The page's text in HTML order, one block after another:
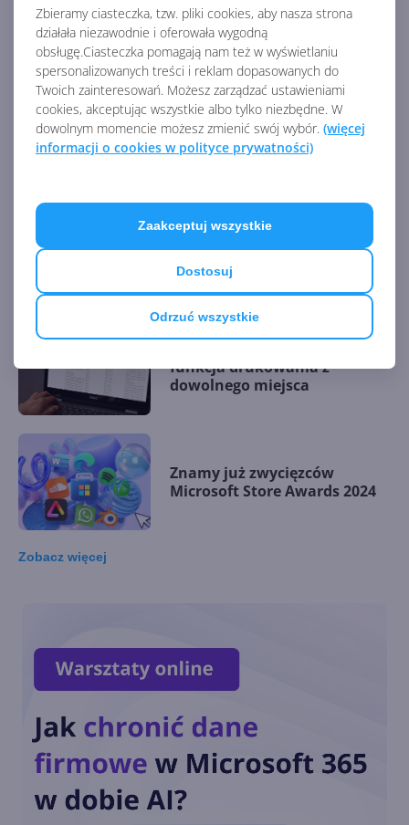
Zbieramy ciasteczka, tzw. pliki cookies, aby nasza strona
działała niezawodnie i oferowała wygodną
obsługę.Ciasteczka pomagają nam też w wyświetlaniu
spersonalizowanych treści i reklam dopasowanych do
Twoich zainteresowań. Możesz zarządzać ustawieniami
cookies, akceptując wszystkie albo tylko niezbędne. W
dowolnym momencie możesz zmienić swój wybór. (więcej
informacji o cookies w polityce prywatności)
Odrzuć wszystkie
Dostosuj
Zaakceptuj wszystkie
AKTUALNOŚCI Z KATEGORII
OPROGRAMOWANIE
Sporo nowości w Microsoft
Store na Windows
funkcja drukowania z
dowolnego miejsca
Znamy już zwycięzców
Microsoft Store Awards 2024
Blender i inne aplikacje
Windows z ulepszeniami na
Snapdragon X Series
Microsoft dodaje nowe
Zobacz więcej